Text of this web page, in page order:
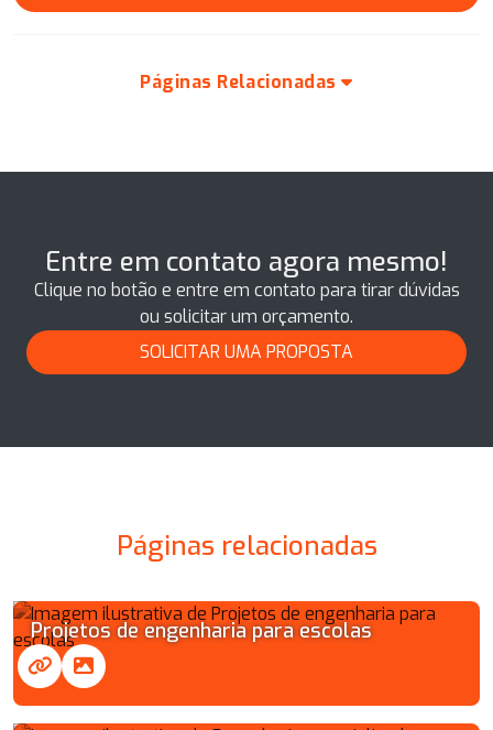
Páginas Relacionadas
Entre em contato agora mesmo!
Clique no botão e entre em contato para tirar dúvidas
ou solicitar um orçamento.
SOLICITAR UMA PROPOSTA
Páginas relacionadas
Projetos de engenharia para escolas